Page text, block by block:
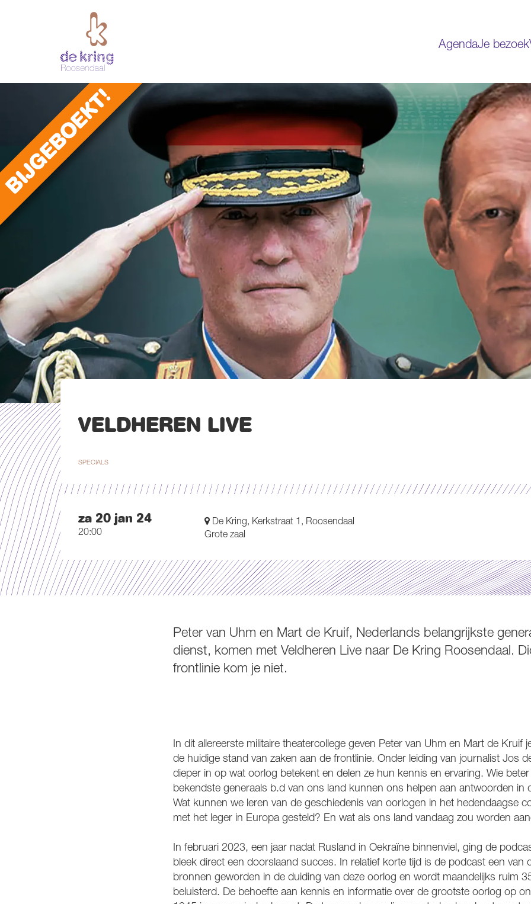
AgendaJe bezoek
VELDHEREN LIVE
SPECIALS
za 20 jan 24
20:00
De Kring, Kerkstraat 1, Roosendaal
Grote zaal
Peter van Uhm en Mart de Kruif, Nederlands belangrijkste
dienst, komen met Veldheren Live naar De Kring Roosendaal.
frontlinie kom je niet.
In dit allereerste militaire theatercollege geven Peter van Uhm en Mart de Kruif
de huidige stand van zaken aan de frontlinie. Onder leiding van journalist Jos
dieper in op wat oorlog betekent en delen ze hun kennis en ervaring. Wie
bekendste generaals b.d van ons land kunnen ons helpen aan antwoorden in
Wat kunnen we leren van de geschiedenis van oorlogen in het hedendaagse
met het leger in Europa gesteld? En wat als ons land vandaag zou worden
In februari 2023, een jaar nadat Rusland in Oekraïne binnenviel, ging de
bleek direct een doorslaand succes. In relatief korte tijd is de podcast een van
bronnen geworden in de duiding van deze oorlog en wordt maandelijks ruim
beluisterd. De behoefte aan kennis en informatie over de grootste oorlog op